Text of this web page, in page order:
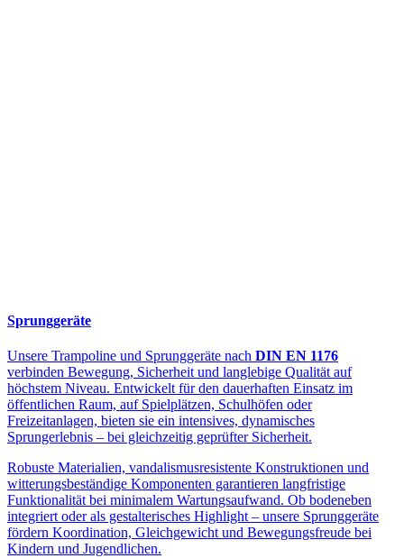
Sprunggeräte
Unsere Trampoline und Sprunggeräte nach DIN EN 1176
verbinden Bewegung, Sicherheit und langlebige Qualität auf
höchstem Niveau. Entwickelt für den dauerhaften Einsatz im
öffentlichen Raum, auf Spielplätzen, Schulhöfen oder
Freizeitanlagen, bieten sie ein intensives, dynamisches
Sprungerlebnis – bei gleichzeitig geprüfter Sicherheit.
Robuste Materialien, vandalismusresistente Konstruktionen und
witterungsbeständige Komponenten garantieren langfristige
Funktionalität bei minimalem Wartungsaufwand. Ob bodeneben
integriert oder als gestalterisches Highlight – unsere Sprunggeräte
fördern Koordination, Gleichgewicht und Bewegungsfreude bei
Kindern und Jugendlichen.